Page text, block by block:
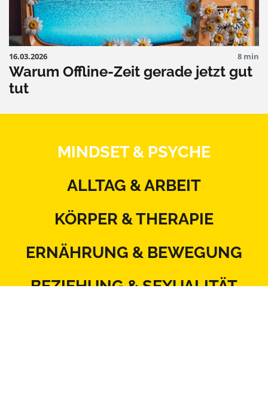
16.03.2026 8 min
Warum Offline-Zeit gerade jetzt gut
tut
MINDSET & PSYCHE
ALLTAG & ARBEIT
KÖRPER & THERAPIE
ERNÄHRUNG & BEWEGUNG
BEZIEHUNG & SEXUALITÄT